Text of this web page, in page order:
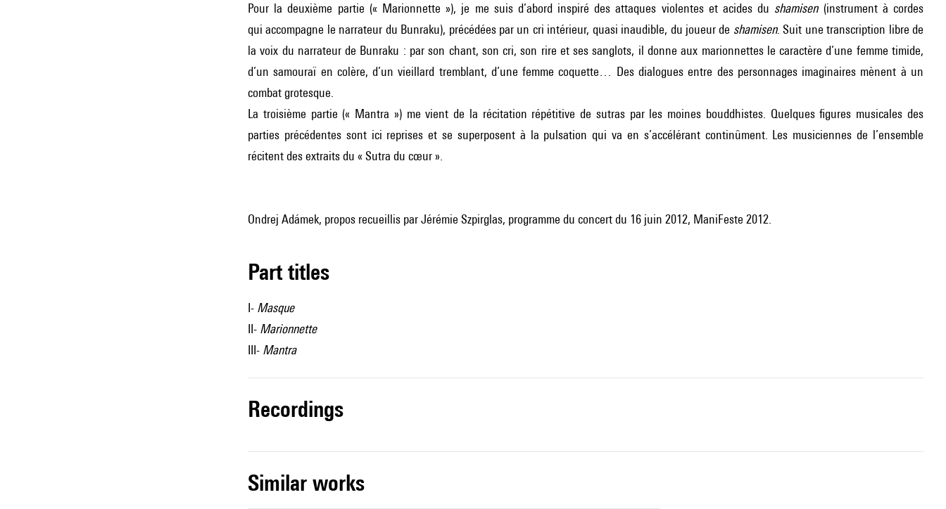
Pour la deuxième partie (« Marionnette »), je me suis d’abord inspiré des attaques violentes et acides du shamisen (instrument à cordes
qui accompagne le narrateur du Bunraku), précédées par un cri intérieur, quasi inaudible, du joueur de shamisen. Suit une transcription libre de
la voix du narrateur de Bunraku : par son chant, son cri, son rire et ses sanglots, il donne aux marionnettes le caractère d’une femme timide,
d’un samouraï en colère, d’un vieillard tremblant, d’une femme coquette… Des dialogues entre des personnages imaginaires mènent à un
combat grotesque.
La troisième partie (« Mantra ») me vient de la récitation répétitive de sutras par les moines bouddhistes. Quelques figures musicales des
parties précédentes sont ici reprises et se superposent à la pulsation qui va en s’accélérant continûment. Les musiciennes de l’ensemble
récitent des extraits du « Sutra du cœur ».
Ondrej Adámek, propos recueillis par Jérémie Szpirglas, programme du concert du 16 juin 2012, ManiFeste 2012.
Part titles
I- Masque
II- Marionnette
III- Mantra
recordings
similar works